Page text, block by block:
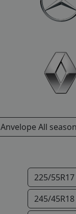
Anvelope All season
225/55R17
245/45R18